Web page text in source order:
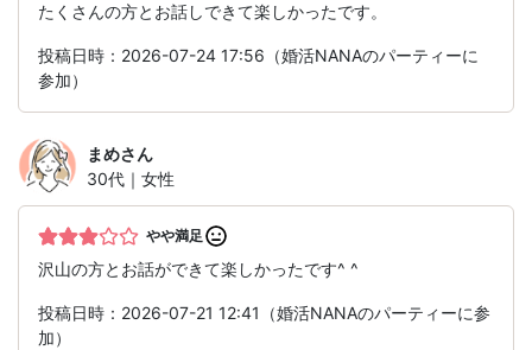
たくさんの方とお話しできて楽しかったです。
投稿日時：2026-07-24 17:56（婚活NANAのパーティーに
参加）
まめさん
30代｜女性
やや満足
沢山の方とお話ができて楽しかったです^ ^
投稿日時：2026-07-21 12:41（婚活NANAのパーティーに参
加）